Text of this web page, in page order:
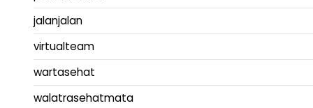
jalanjalan
virtualteam
wartasehat
walatrasehatmata